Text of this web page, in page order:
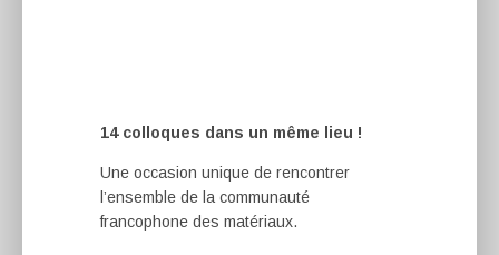
14 colloques dans un même lieu !
Une occasion unique de rencontrer
l’ensemble de la communauté
francophone des matériaux.